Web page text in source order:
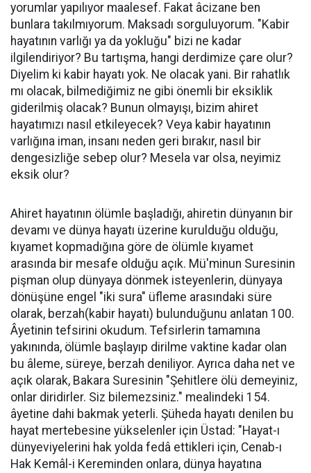
yorumlar yapılıyor maalesef. Fakat âcizane ben
bunlara takılmıyorum. Maksadı sorguluyorum. "Kabir
hayatının varlığı ya da yokluğu" bizi ne kadar
ilgilendiriyor? Bu tartışma, hangi derdimize çare olur?
Diyelim ki kabir hayatı yok. Ne olacak yani. Bir rahatlık
mı olacak, bilmediğimiz ne gibi önemli bir eksiklik
giderilmiş olacak? Bunun olmayışı, bizim ahiret
hayatımızı nasıl etkileyecek? Veya kabir hayatının
varlığına iman, insanı neden geri bırakır, nasıl bir
dengesizliğe sebep olur? Mesela var olsa, neyimiz
eksik olur?
Ahiret hayatının ölümle başladığı, ahiretin dünyanın bir
devamı ve dünya hayatı üzerine kurulduğu olduğu,
kıyamet kopmadığına göre de ölümle kıyamet
arasında bir mesafe olduğu açık. Mü'minun Suresinin
pişman olup dünyaya dönmek isteyenlerin, dünyaya
dönüşüne engel "iki sura" üfleme arasındaki süre
olarak, berzah(kabir hayatı) bulunduğunu anlatan 100.
Âyetinin tefsirini okudum. Tefsirlerin tamamına
yakınında, ölümle başlayıp dirilme vaktine kadar olan
bu âleme, süreye, berzah deniliyor. Ayrıca daha net ve
açık olarak, Bakara Suresinin "Şehitlere ölü demeyiniz,
onlar diridirler. Siz bilemezsiniz." mealindeki 154.
âyetine dahi bakmak yeterli. Şüheda hayatı denilen bu
hayat mertebesine yükselenler için Üstad: "Hayat-ı
dünyeviyelerini hak yolda fedâ ettikleri için, Cenab-ı
Hak Kemâl-i Kereminden onlara, dünya hayatına